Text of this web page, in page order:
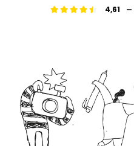
4,61 -